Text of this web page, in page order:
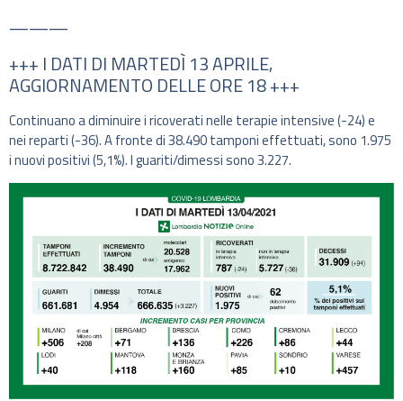
———
+++ I DATI DI MARTEDÌ 13 APRILE,
AGGIORNAMENTO DELLE ORE 18 +++
Continuano a diminuire i ricoverati nelle terapie intensive (-24) e
nei reparti (-36). A fronte di 38.490 tamponi effettuati, sono 1.975
i nuovi positivi (5,1%). I guariti/dimessi sono 3.227.